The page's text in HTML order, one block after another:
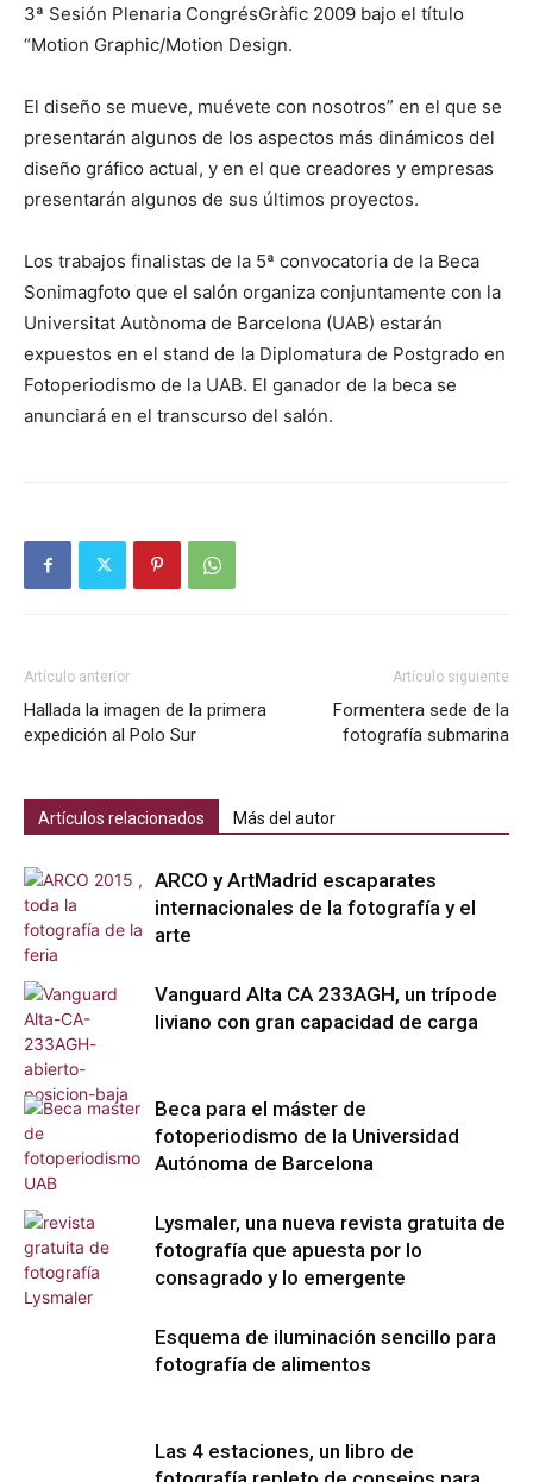
3ª Sesión Plenaria CongrésGràfic 2009 bajo el título
“Motion Graphic/Motion Design.
El diseño se mueve, muévete con nosotros” en el que se
presentarán algunos de los aspectos más dinámicos del
diseño gráfico actual, y en el que creadores y empresas
presentarán algunos de sus últimos proyectos.
Los trabajos finalistas de la 5ª convocatoria de la Beca
Sonimagfoto que el salón organiza conjuntamente con la
Universitat Autònoma de Barcelona (UAB) estarán
expuestos en el stand de la Diplomatura de Postgrado en
Fotoperiodismo de la UAB. El ganador de la beca se
anunciará en el transcurso del salón.
Artículo anterior
Hallada la imagen de la primera
expedición al Polo Sur
Artículo siguiente
Formentera sede de la
fotografía submarina
Artículos relacionados Más del autor
ARCO y ArtMadrid escaparates
internacionales de la fotografía y el
arte
Vanguard Alta CA 233AGH, un trípode
liviano con gran capacidad de carga
Beca para el máster de
fotoperiodismo de la Universidad
Autónoma de Barcelona
Lysmaler, una nueva revista gratuita de
fotografía que apuesta por lo
consagrado y lo emergente
Esquema de iluminación sencillo para
fotografía de alimentos
Las 4 estaciones, un libro de